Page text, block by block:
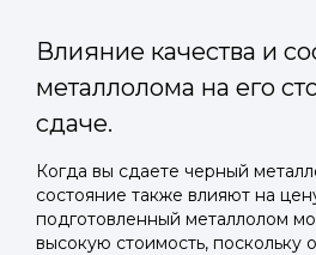
профиль
Мы отправим код для
номер телефона.
Телефон
Отправьте заявку через
увидят её и пришлют
Отправьте заявку через
увидят её и пришлют
Влияние качества и
металлолома на его
сдаче.
Когда вы сдаете черный
состояние также влияют на
подготовленный металлолом
высокую стоимость, поскольку